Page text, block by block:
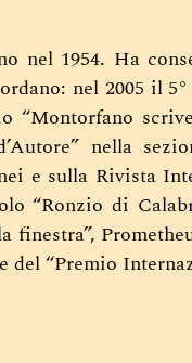
nel 1954. Ha
nel 2005 il
“Montorfano
nella
e sulla Rivista
“Ronzio di
finestra”,
del “Premio